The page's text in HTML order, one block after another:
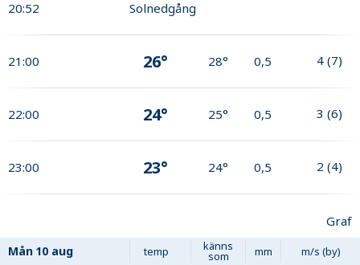
20:52 Solnedgång
21:00 26° 28° 0,5 4 (7)
22:00 24° 25° 0,5 3 (6)
23:00 23° 24° 0,5 2 (4)
Graf
Mån 10 aug temp känns
som mm m/s (by)